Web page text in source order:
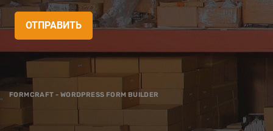
ОТПРАВИТЬ
FORMCRAFT - WORDPRESS FORM BUILDER